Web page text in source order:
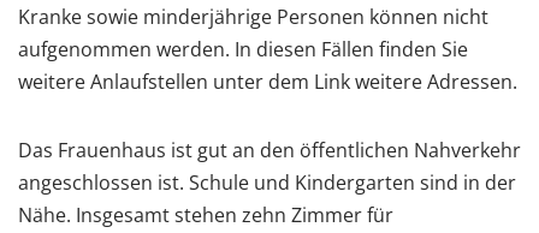
Kranke sowie minderjährige Personen können nicht
aufgenommen werden. In diesen Fällen finden Sie
weitere Anlaufstellen unter dem Link weitere Adressen.
Das Frauenhaus ist gut an den öffentlichen Nahverkehr
angeschlossen ist. Schule und Kindergarten sind in der
Nähe. Insgesamt stehen zehn Zimmer für